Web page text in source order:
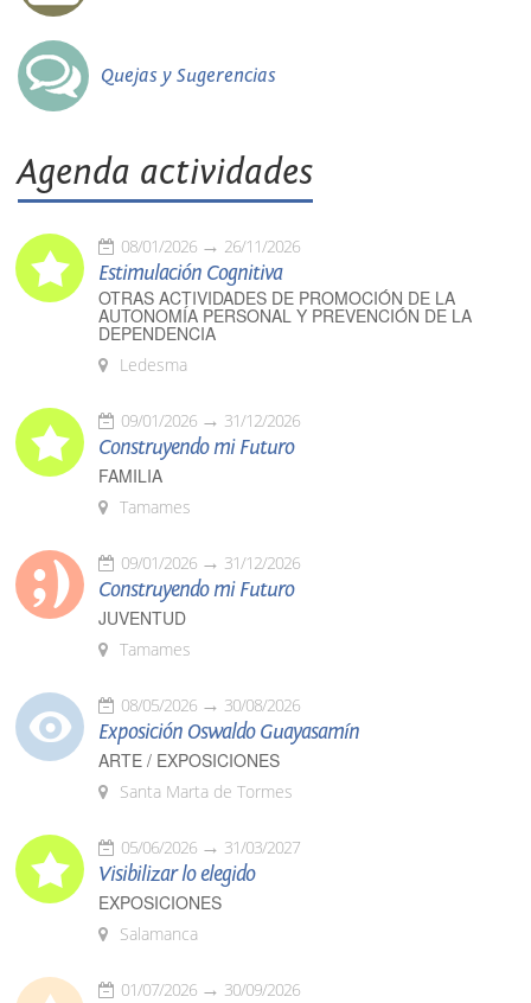
Quejas y Sugerencias
Agenda actividades
08/01/2026 26/11/2026
Estimulación Cognitiva
OTRAS ACTIVIDADES DE PROMOCIÓN DE LA
AUTONOMÍA PERSONAL Y PREVENCIÓN DE LA
DEPENDENCIA
Ledesma
09/01/2026 31/12/2026
Construyendo mi Futuro
FAMILIA
Tamames
09/01/2026 31/12/2026
Construyendo mi Futuro
JUVENTUD
Tamames
08/05/2026 30/08/2026
Exposición Oswaldo Guayasamín
ARTE / EXPOSICIONES
Santa Marta de Tormes
05/06/2026 31/03/2027
Visibilizar lo elegido
EXPOSICIONES
Salamanca
01/07/2026 30/09/2026